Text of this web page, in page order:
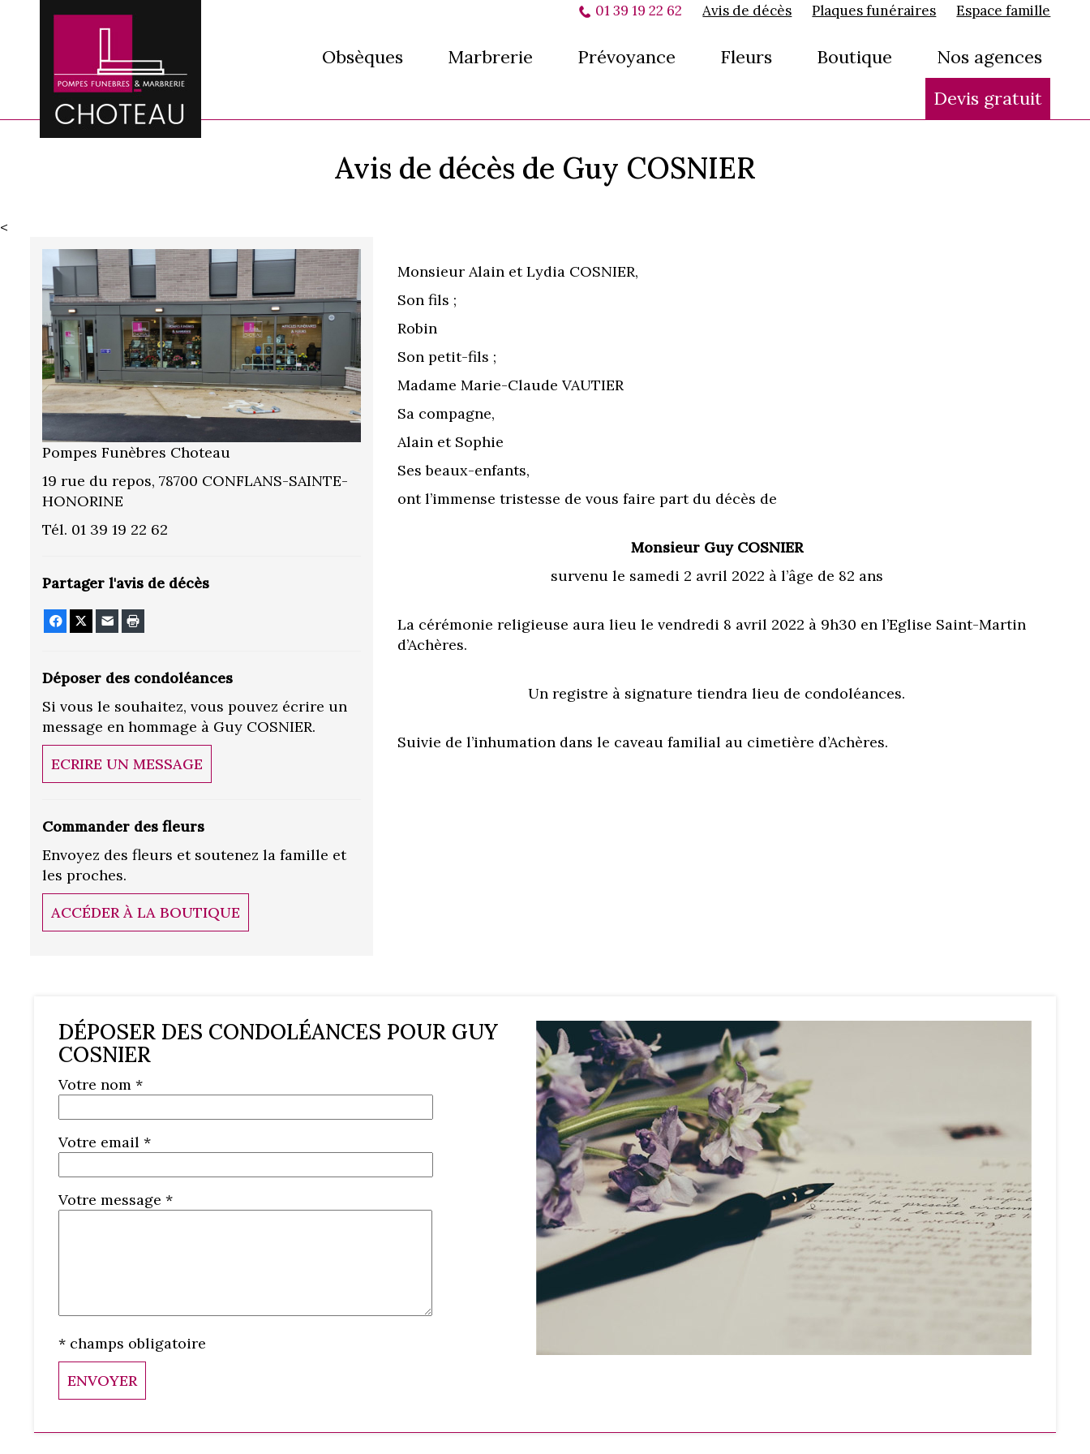
01 39 19 22 62 Avis de décès Plaques funéraires Espace famille
Obsèques Marbrerie Prévoyance Fleurs Boutique
Nos agences
Devis gratuit
Avis de décès de Guy COSNIER
<
Monsieur Alain et Lydia COSNIER,
Son fils ;
Robin
Son petit-fils ;
Madame Marie-Claude VAUTIER
Sa compagne,
Alain et Sophie
Ses beaux-enfants,
ont l’immense tristesse de vous faire part du décès de
Monsieur Guy COSNIER
survenu le samedi 2 avril 2022 à l’âge de 82 ans
La cérémonie religieuse aura lieu le vendredi 8 avril 2022 à 9h30 en l’Eglise Saint-Martin
d’Achères.
Un registre à signature tiendra lieu de condoléances.
Suivie de l’inhumation dans le caveau familial au cimetière d’Achères.
Pompes Funèbres Choteau
19 rue du repos, 78700 CONFLANS-SAINTE-
HONORINE
Tél. 01 39 19 22 62
Partager l'avis de décès
Facebook E-mail
Déposer des condoléances
Si vous le souhaitez, vous pouvez écrire un
message en hommage à Guy COSNIER.
ECRIRE UN MESSAGE
Commander des fleurs
Envoyez des fleurs et soutenez la famille et
les proches.
ACCÉDER À LA BOUTIQUE
DÉPOSER DES CONDOLÉANCES POUR GUY
COSNIER
Votre nom *
Votre email *
Votre message *
* champs obligatoire